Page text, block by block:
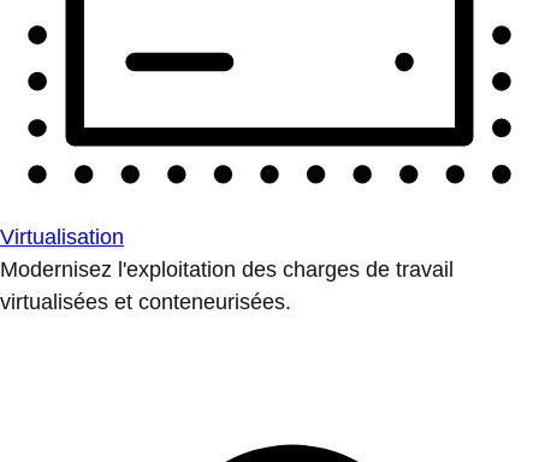
Virtualisation
Modernisez l'exploitation des charges de travail
virtualisées et conteneurisées.